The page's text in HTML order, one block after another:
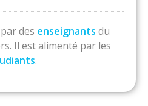
des enseignants du
Il est alimenté par les
.